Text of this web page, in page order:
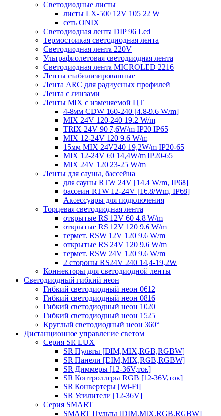
Светодиодные листы
листы LX-500 12V 105 22 W
сеть ONIX
Светодиодная лента DIP 96 Led
Термостойкая светодиодная лента
Светодиодная лента 220V
Ультрафиолетовая светодиодная лента
Светодиодная лента MICROLED 2216
Ленты стабилизированные
Лента ARC для радиусных профилей
Лента с линзами
Ленты MIX с изменяемой ЦТ
4-8мм CDW 160-240 [4.8-9.6 W/m]
MIX 24V 120-240 19.2 W/m
TRIX 24V 90 7,6W/m IP20 IP65
MIX 12-24V 120 9.6 W/m
15мм MIX 24V240 19,2W/m IP20-65
MIX 12-24V 60 14,4W/m IP20-65
MIX 24V 120 23-25 W/m
Ленты для сауны, бассейна
для сауны RTW 24V [14.4 W/m, IP68]
бассейн RTW 12-24V [16.8/Wm, IP68]
Аксессуары для подключения
Торцевая светодиодная лента
открытые RS 12V 60 4.8 W/m
открытые RS 12V 120 9.6 W/m
гермет. RSW 12V 120 9.6 W/m
открытые RS 24V 120 9.6 W/m
гермет. RSW 24V 120 9.6 W/m
2 стороны RS24V 240 14,4-19,2W
Коннекторы для светодиодной ленты
Светодиодный гибкий неон
Гибкий светодиодный неон 0612
Гибкий светодиодный неон 0816
Гибкий светодиодный неон 1020
Гибкий светодиодный неон 1525
Круглый светодиодный неон 360°
Дистанционное управление светом
Серия SR LUX
SR Пульты [DIM,MIX,RGB,RGBW]
SR Панели [DIM,MIX,RGB,RGBW]
SR Диммеры [12-36V,ток]
SR Контроллеры RGB [12-36V,ток]
SR Конвертеры [Wi-Fi]
SR Усилители [12-36V]
Серия SMART
SMART Пульты [DIM,MIX,RGB,RGBW]